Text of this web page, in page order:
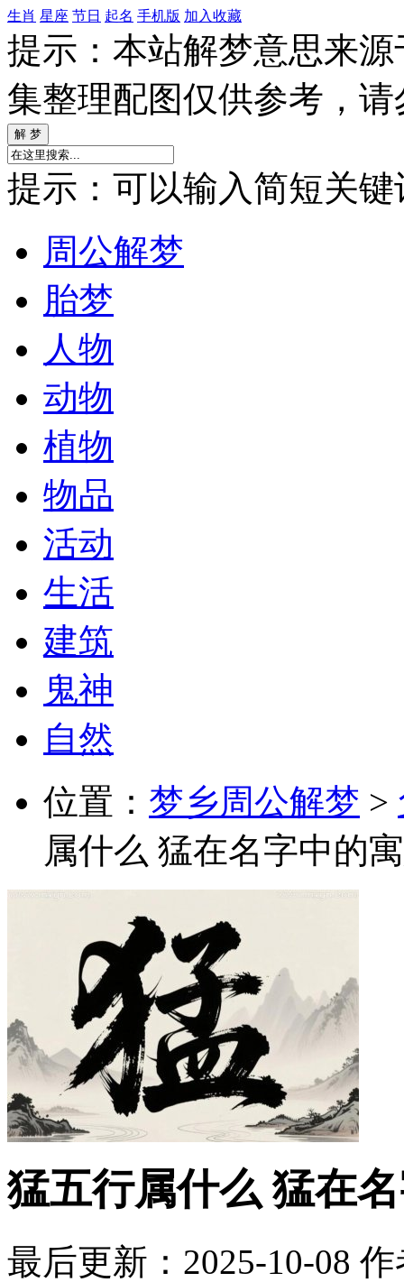
生肖 星座 节日 起名 手机版 加入收藏
提示：本站解梦意思来
集整理配图仅供参考，
提示：可以输入简短关键
周公解梦
胎梦
人物
动物
植物
物品
活动
生活
建筑
鬼神
自然
位置： 梦乡周公解梦 >
属什么 猛在名字中的
猛五行属什么 猛在
最后更新：2025-10-08 作